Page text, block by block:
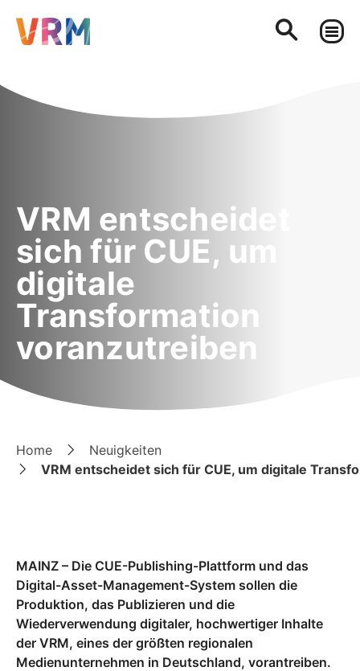
VRM entscheidet
sich für CUE, um
digitale
Transformation
voranzutreiben
Home
Neuigkeiten
VRM entscheidet sich für CUE, um digitale
MAINZ – Die CUE-Publishing-Plattform und das
Digital-Asset-Management-System sollen die
Produktion, das Publizieren und die
Wiederverwendung digitaler, hochwertiger Inhalte
der VRM, eines der größten regionalen
Medienunternehmen in Deutschland, vorantreiben.